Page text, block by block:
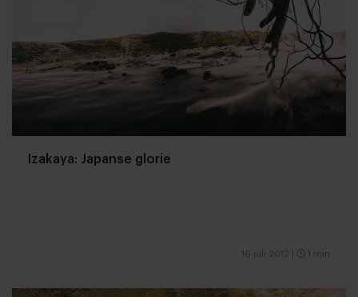
Izakaya: Japanse glorie
16 juli 2012 1 min